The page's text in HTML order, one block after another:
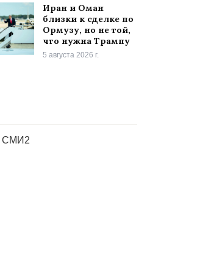
Иран и Оман
близки к сделке по
Ормузу, но не той,
что нужна Трампу
5 августа 2026 г.